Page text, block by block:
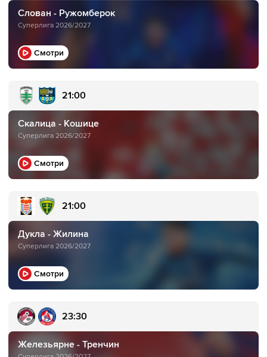
Слован - Ружомберок
Суперлига 2026/2027
Смотри
21:00
Скалица - Кошице
Суперлига 2026/2027
Смотри
21:00
Дукла - Жилина
Суперлига 2026/2027
Смотри
23:30
Железьярне - Тренчин